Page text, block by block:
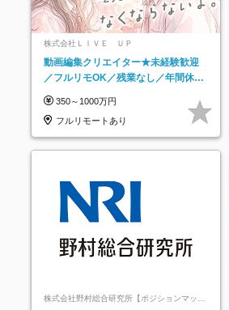
株式会社ＬＩＶＥ ＵＰ
動画編集クリエイター★未経験歓迎
／フルリモOK／残業なし／年間休日
実で安心
350～1000万円
フルリモートあり
株式会社野村総合研究所【ポジションマッチ